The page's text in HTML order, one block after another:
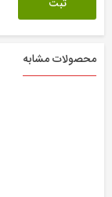
محصولات مشابه